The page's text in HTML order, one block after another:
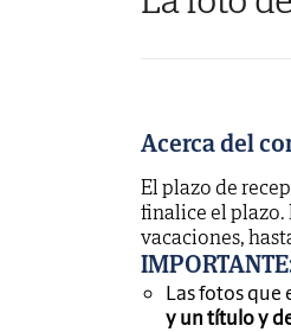
Acerca del
El plazo de
finalice el plazo.
vacaciones,
IMPORTANTE
Las fotos que
y un título y